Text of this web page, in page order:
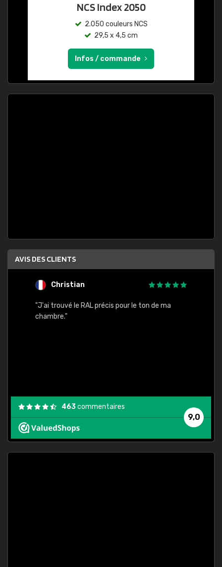
NCS Index 2050
2.050 couleurs NCS
29,5 x 4,5 cm
Infos / commande
AVIS DES CLIENTS
Christian
"J'ai trouvé le RAL précis pour le ton de ma
chambre."
9,0
463commentaires